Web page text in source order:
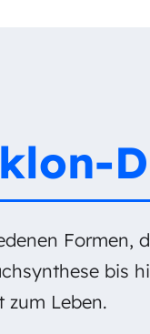
Formen,
bis
zum Leben.